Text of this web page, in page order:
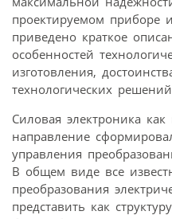
проектируемом приборе
приведено краткое
особенностей
изготовления,
технологических
Силовая электроника как
направление
управления
В общем виде все
преобразования
представить как